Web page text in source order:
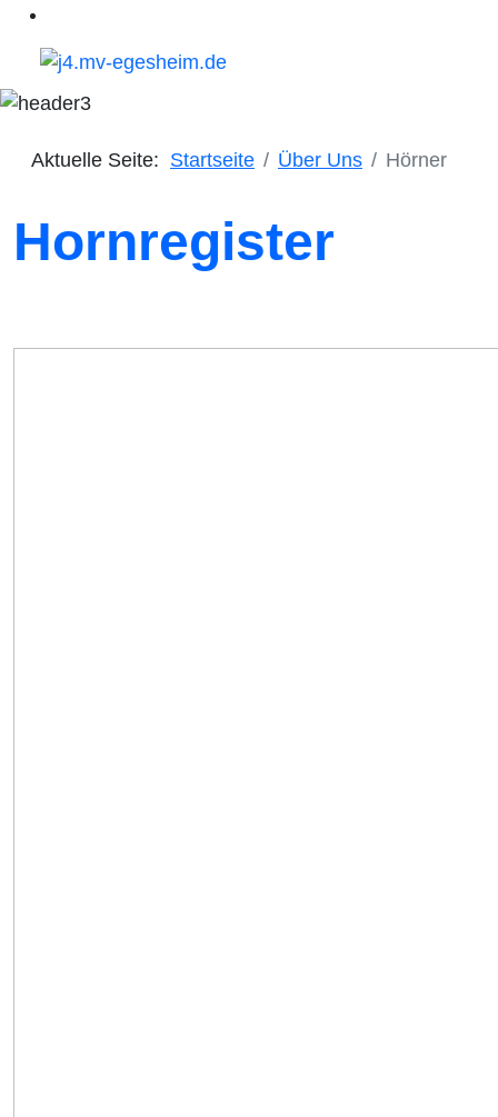
Aktuelle Seite: Startseite Über Uns Hörner
Hornregister